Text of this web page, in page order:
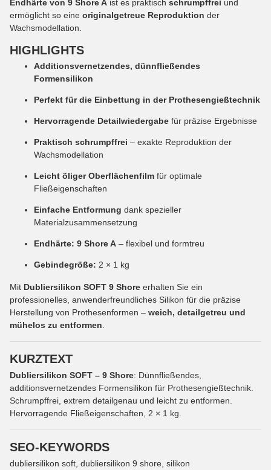
Endhärte von 9 Shore A ist es praktisch schrumpffrei und
ermöglicht so eine originalgetreue Reproduktion der
Wachsmodellation.
HIGHLIGHTS
Additionsvernetzendes, dünnfließendes
Formensilikon
Perfekt für die Einbettung in der Prothesengießtechnik
Hervorragende Detailwiedergabe für präzise Ergebnisse
Praktisch schrumpffrei – exakte Reproduktion der
Wachsmodellation
Leicht öliger Oberflächenfilm für optimale
Fließeigenschaften
Einfache Entformung dank spezieller
Materialzusammensetzung
Endhärte: 9 Shore A – flexibel und formtreu
Gebindegröße: 2 × 1 kg
Mit Dubliersilikon SOFT 9 Shore erhalten Sie ein
professionelles, anwenderfreundliches Silikon für die präzise
Herstellung von Prothesenformen – weich, detailgetreu und
mühelos zu entformen.
KURZTEXT
Dubliersilikon SOFT – 9 Shore: Dünnfließendes,
additionsvernetzendes Formensilikon für Prothesengießtechnik.
Schrumpffrei, extrem detailgenau und leicht zu entformen.
Hervorragende Fließeigenschaften, 2 × 1 kg.
SEO-KEYWORDS
dubliersilikon soft, dubliersilikon 9 shore, silikon